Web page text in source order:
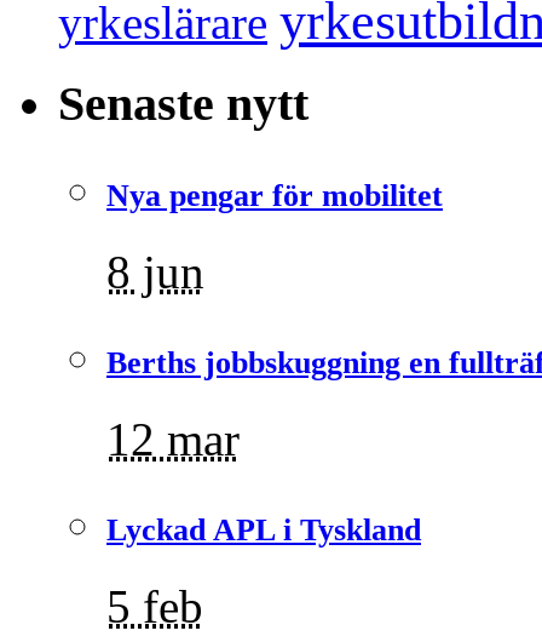
yrkeslärare
Senaste nytt
Nya pengar för mobilitet
8 jun
Berths jobbskuggning en
12 mar
Lyckad APL i Tyskland
5 feb